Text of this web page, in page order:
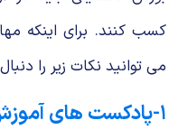
کسب کنند. برای اینکه
می توانید نکات زیر را
۱-پادکست های آموزش زبان انگلیسی گوش کنید